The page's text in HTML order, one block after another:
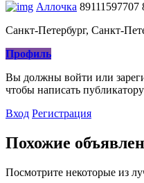
Аллочка 89111597707
Санкт-Петербург, Санкт-
Профиль
Вы должны войти или
чтобы написать публикатору
Вход Регистрация
Похожие
Посмотрите некоторые из